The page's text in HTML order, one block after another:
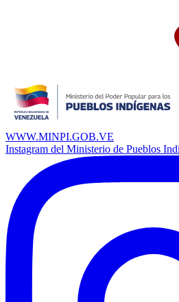
WWW.MINPI.GOB.VE
Instagram del Ministerio de Pueblos